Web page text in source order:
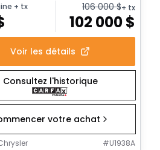
+ tx 106 000$+ tx
102 000$
Voir les détails
Consultez l'historique
votre achat
#U1938A